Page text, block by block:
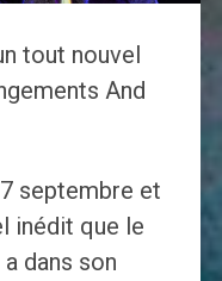
tout nouvel
And
septembre et
inédit que le
dans son